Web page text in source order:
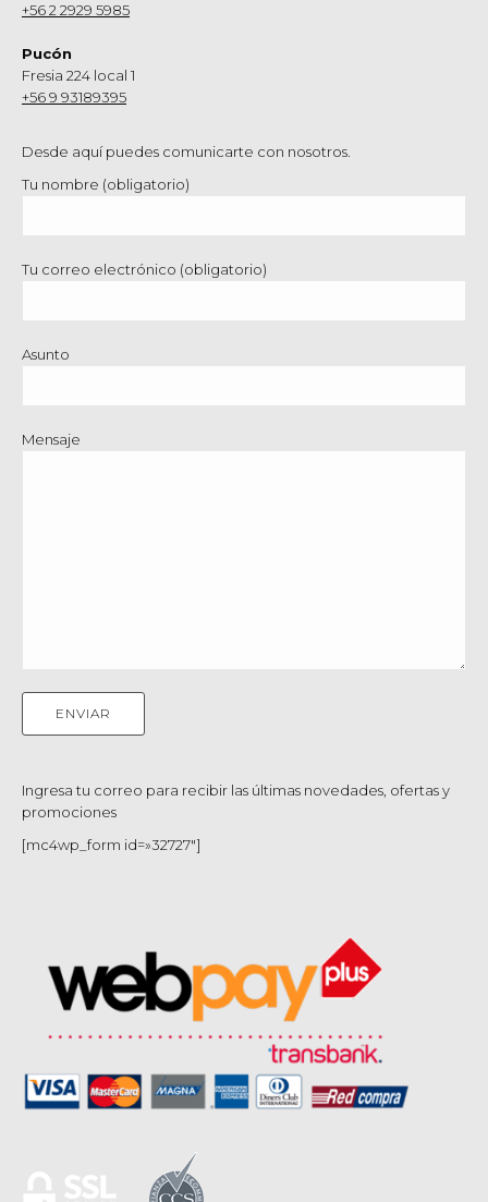
+56 2 2929 5985
Pucón
Fresia 224 local 1
+56 9 93189395
Desde aquí puedes comunicarte con nosotros.
Tu nombre (obligatorio)
Tu correo electrónico (obligatorio)
Asunto
Mensaje
Ingresa tu correo para recibir las últimas novedades, ofertas y
promociones
[mc4wp_form id=»32727″]